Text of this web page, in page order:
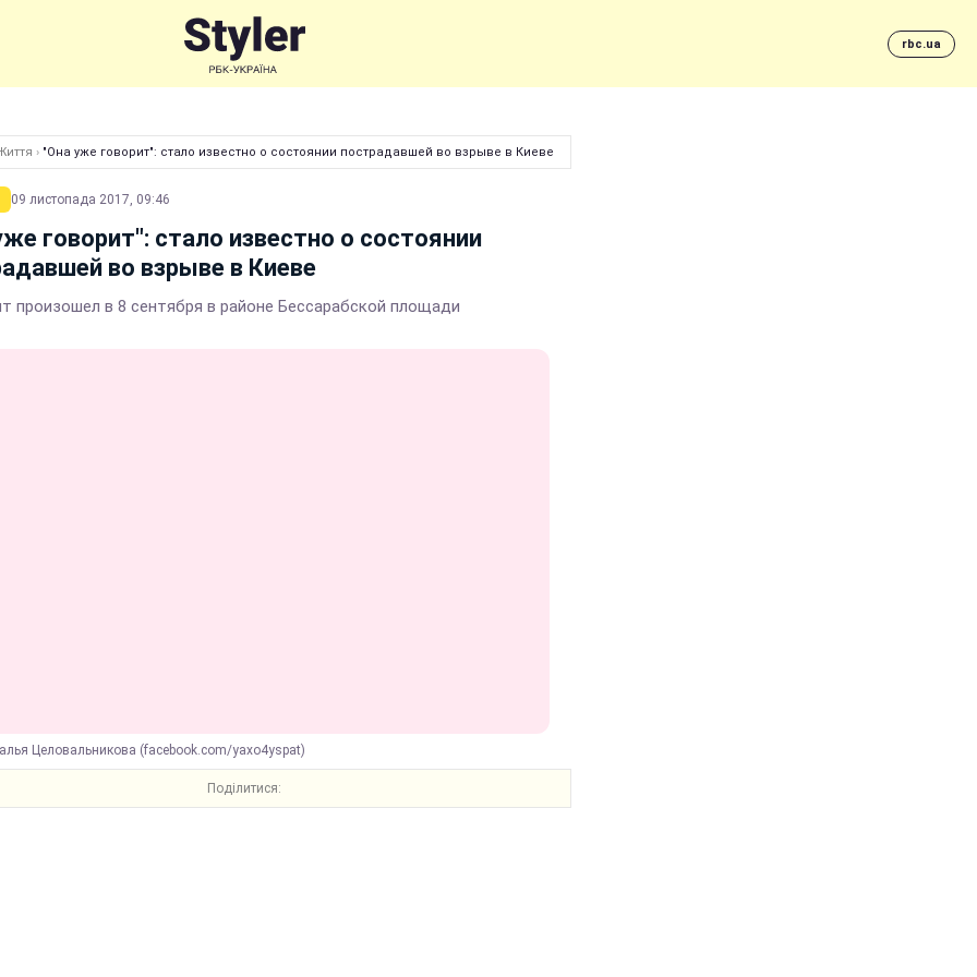
rbc.ua
› "Она уже говорит": стало известно о состоянии пострадавшей во взрыве в Киеве
09 листопада 2017, 09:46
говорит": стало известно о состоянии
во взрыве в Киеве
произошел в 8 сентября в районе Бессарабской площади
Целовальникова (facebook.com/yaxo4yspat)
Поділитися: